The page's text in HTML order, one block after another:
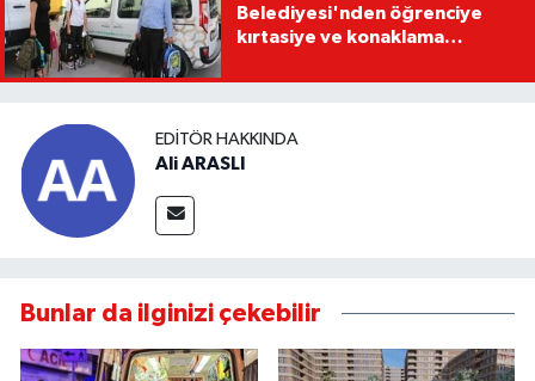
Belediyesi'nden öğrenciye
kırtasiye ve konaklama
EDITÖR HAKKINDA
Ali ARASLI
Bunlar da ilginizi çekebilir